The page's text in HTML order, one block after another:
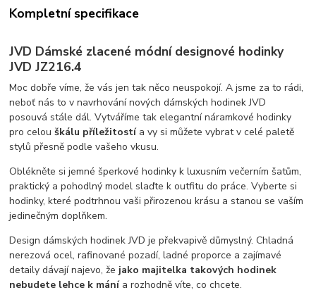
Kompletní specifikace
JVD Dámské zlacené módní designové hodinky
JVD JZ216.4
Moc dobře víme, že vás jen tak něco neuspokojí. A jsme za to rádi,
neboť nás to v navrhování nových dámských hodinek JVD
posouvá stále dál. Vytváříme tak elegantní náramkové hodinky
pro celouškálu příležitostía vy si můžete vybrat v celé paletě
stylů přesně podle vašeho vkusu.
Oblékněte si jemné šperkové hodinky k luxusním večerním šatům,
praktický a pohodlný model slaďte k outfitu do práce. Vyberte si
hodinky, které podtrhnou vaši přirozenou krásu a stanou se vaším
jedinečným doplňkem.
Design dámských hodinek JVD je překvapivě důmyslný. Chladná
nerezová ocel, rafinované pozadí, ladné proporce a zajímavé
detaily dávají najevo, že jako majitelka takových hodinek
nebudete lehce k mánía rozhodně víte, co chcete.